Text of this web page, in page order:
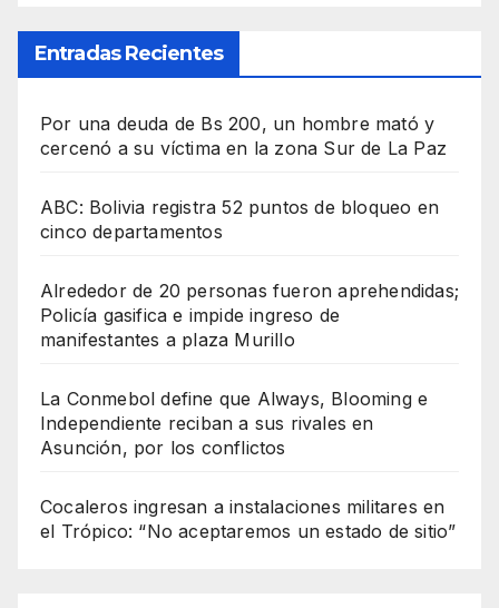
Entradas Recientes
Por una deuda de Bs 200, un hombre mató y
cercenó a su víctima en la zona Sur de La Paz
ABC: Bolivia registra 52 puntos de bloqueo en
cinco departamentos
Alrededor de 20 personas fueron aprehendidas;
Policía gasifica e impide ingreso de
manifestantes a plaza Murillo
La Conmebol define que Always, Blooming e
Independiente reciban a sus rivales en
Asunción, por los conflictos
Cocaleros ingresan a instalaciones militares en
el Trópico: “No aceptaremos un estado de sitio”